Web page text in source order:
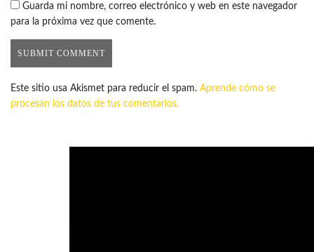
Guarda mi nombre, correo electrónico y web en este navegador
para la próxima vez que comente.
Este sitio usa Akismet para reducir el spam. Aprende cómo se
procesan los datos de tus comentarios.